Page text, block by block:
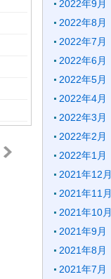
2022年9月
2022年8月
2022年7月
2022年6月
2022年5月
2022年4月
2022年3月
2022年2月
2022年1月
2021年12月
2021年11月
2021年10月
2021年9月
2021年8月
2021年7月